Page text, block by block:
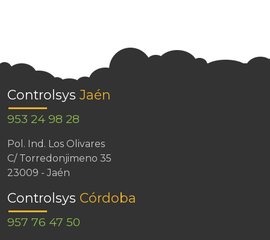
Controlsys Jaén
953 24 98 28
Pol. Ind. Los Olivares
C/ Torredonjimeno 35
23009 - Jaén
Controlsys Córdoba
957 76 47 50